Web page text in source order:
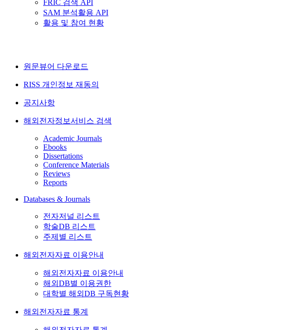
FRIC 검색 API
SAM 분석활용 API
활용 및 참여 현황
원문뷰어 다운로드
RISS 개인정보 재동의
공지사항
해외전자정보서비스 검색
Academic Journals
Ebooks
Dissertations
Conference Materials
Reviews
Reports
Databases & Journals
전자저널 리스트
학술DB 리스트
주제별 리스트
해외전자자료 이용안내
해외전자자료 이용안내
해외DB별 이용권한
대학별 해외DB 구독현황
해외전자자료 통계